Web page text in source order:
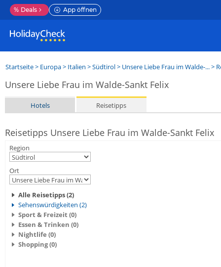
% Deals App öffnen
Startseite> Europa> Italien >Südtirol> Unsere Liebe Frau im Walde-...>
Unsere Liebe Frau im Walde-Sankt Felix
Hotels Reisetipps
Reisetipps Unsere Liebe Frau im Walde-Sankt Felix
Region
Ort
Alle Reisetipps (2)
Sehenswürdigkeiten (2)
Sport & Freizeit (0)
Essen & Trinken (0)
Nightlife (0)
Shopping (0)